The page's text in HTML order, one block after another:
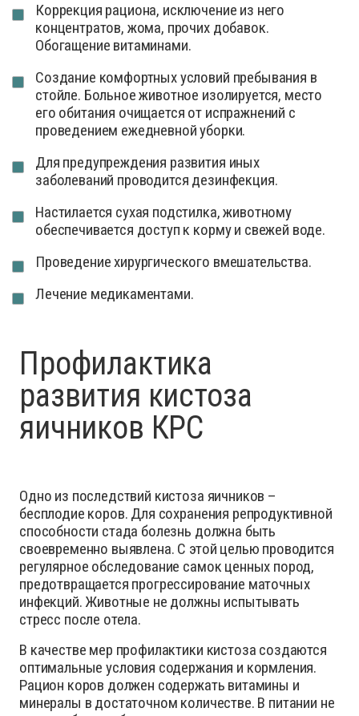
Коррекция рациона, исключение из него
концентратов, жома, прочих добавок.
Обогащение витаминами.
Создание комфортных условий пребывания в
стойле. Больное животное изолируется, место
его обитания очищается от испражнений с
проведением ежедневной уборки.
Для предупреждения развития иных
заболеваний проводится дезинфекция.
Настилается сухая подстилка, животному
обеспечивается доступ к корму и свежей воде.
Проведение хирургического вмешательства.
Лечение медикаментами.
Профилактика
развития кистоза
яичников КРС
Одно из последствий кистоза яичников –
бесплодие коров. Для сохранения репродуктивной
способности стада болезнь должна быть
своевременно выявлена. С этой целью проводится
регулярное обследование самок ценных пород,
предотвращается прогрессирование маточных
инфекций. Животные не должны испытывать
стресс после отела.
В качестве мер профилактики кистоза создаются
оптимальные условия содержания и кормления.
Рацион коров должен содержать витамины и
минералы в достаточном количестве. В питании не